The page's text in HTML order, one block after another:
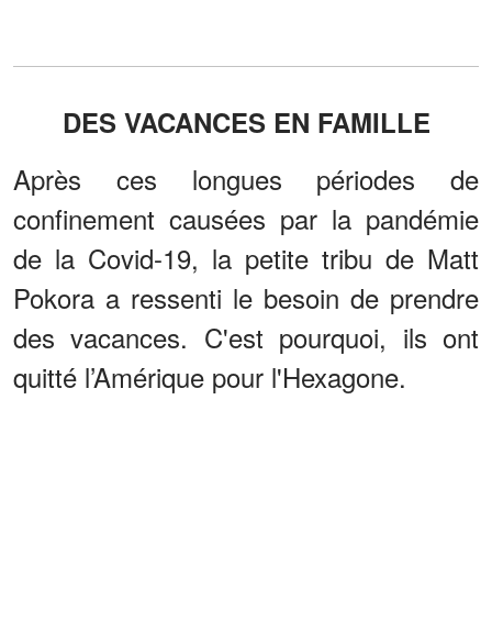
DES VACANCES EN FAMILLE
Après ces longues périodes de
confinement causées par la pandémie
de la Covid-19, la petite tribu de Matt
Pokora a ressenti le besoin de prendre
des vacances. C'est pourquoi, ils ont
quitté l’Amérique pour l'Hexagone.